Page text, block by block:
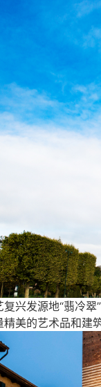
复兴发源地“翡冷
美的艺术品和建筑